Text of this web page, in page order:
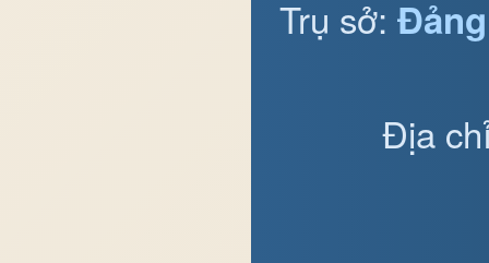
Trụ sở:
Địa